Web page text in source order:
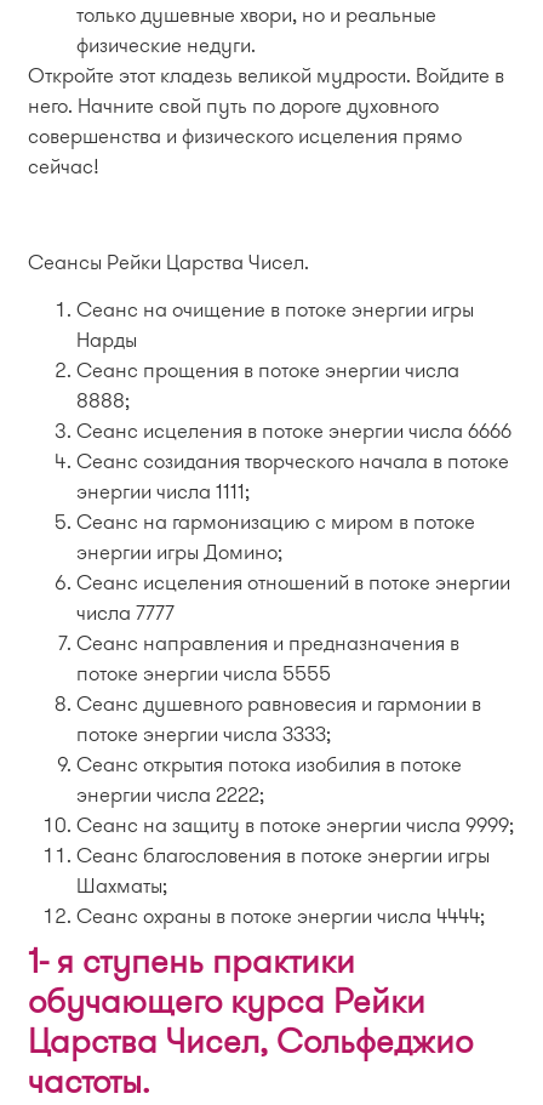
только душевные хвори, но и реальные
физические недуги.
Откройте этот кладезь великой мудрости. Войдите в
него. Начните свой путь по дороге духовного
совершенства и физического исцеления прямо
сейчас!
Сеансы Рейки Царства Чисел.
Сеанс на очищение в потоке энергии игры
Нарды
Сеанс прощения в потоке энергии числа
8888;
Сеанс исцеления в потоке энергии числа 6666
Сеанс созидания творческого начала в потоке
энергии числа 1111;
Сеанс на гармонизацию с миром в потоке
энергии игры Домино;
Сеанс исцеления отношений в потоке энергии
числа 7777
Сеанс направления и предназначения в
потоке энергии числа 5555
Сеанс душевного равновесия и гармонии в
потоке энергии числа 3333;
Сеанс открытия потока изобилия в потоке
энергии числа 2222;
Сеанс на защиту в потоке энергии числа 9999;
Сеанс благословения в потоке энергии игры
Шахматы;
Сеанс охраны в потоке энергии числа 4444;
1- я ступень практики
обучающего курса Рейки
Царства Чисел, Сольфеджио
частоты.